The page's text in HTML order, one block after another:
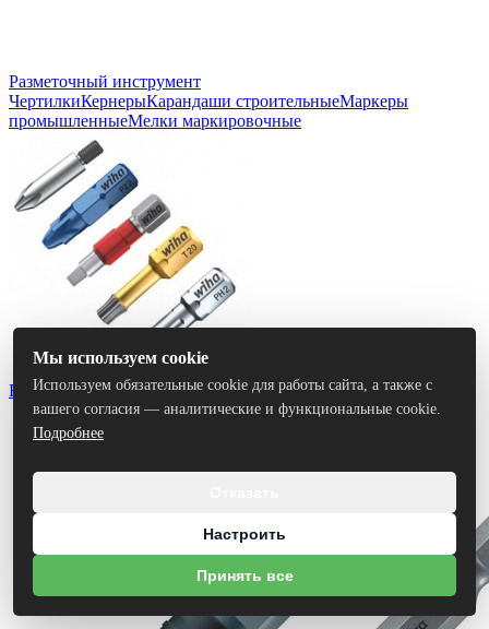
Разметочный инструмент
ЧертилкиКернерыКарандаши строительныеМаркеры
промышленныеМелки маркировочные
Биты
Мы используем cookie
Используем обязательные cookie для работы сайта, а также с
вашего согласия — аналитические и функциональные cookie.
Подробнее
Настроить
Принять все